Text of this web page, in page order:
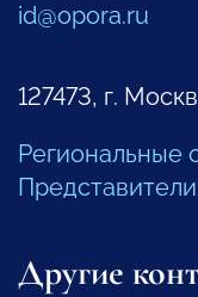
id@opora.ru
127473, г.
Региональные
Другие